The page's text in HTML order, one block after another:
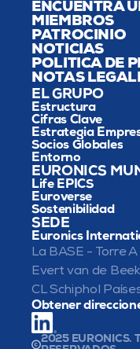
ENCUENTRA
MIEMBROS
PATROCINIO
NOTICIAS
POLÍTICA DE
NOTAS
EL GRUPO
Estructura
Cifras Clave
Estrategia
Socios Globales
Entorno
EURONICS
Life EPICS
Euroverse
Sostenibilidad
SEDE
Euronics
La BASE - Torre A
Evert van de
CL Schiphol
Obtener
2025 EURONICS.